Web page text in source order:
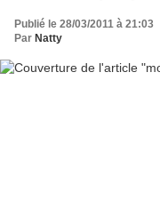
Publié le 28/03/2011 à 21:03
Par Natty